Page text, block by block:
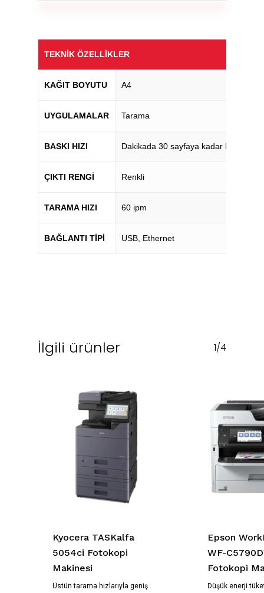
TEKNIK ÖZELLIKLER
KAĞIT BOYUTU A4
UYGULAMALAR Tarama
BASKI HIZI Dakikada 30 sayfaya kadar baskı
ÇIKTI RENGI Renkli
TARAMA HIZI 60 ipm
BAĞLANTI TIPI USB, Ethernet
İlgili ürünler 1/4
Kyocera TASKalfa
5054ci Fotokopi
Makinesi
Üstün tarama hızlarıyla geniş
Epson
WF-
Fotokopi
Düşük enerji